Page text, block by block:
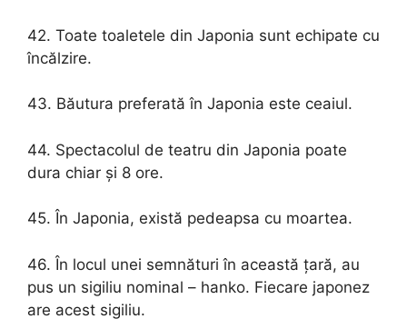
42. Toate toaletele din Japonia sunt echipate cu
încălzire.
43. Băutura preferată în Japonia este ceaiul.
44. Spectacolul de teatru din Japonia poate
dura chiar și 8 ore.
45. În Japonia, există pedeapsa cu moartea.
46. ​​​​În locul unei semnături în această țară, au
pus un sigiliu nominal – hanko. Fiecare japonez
are acest sigiliu.